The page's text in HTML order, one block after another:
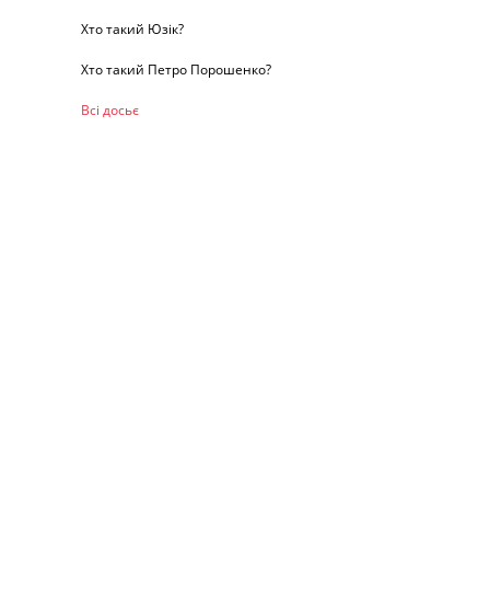
Хто такий Юзік?
Хто такий Петро Порошенко?
Всі досьє